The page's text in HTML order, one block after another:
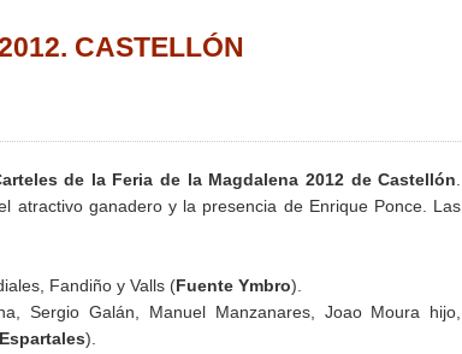
CASTELLÓN
de la Feria de la Magdalena 2012 de Castellón
atractivo ganadero y la presencia de Enrique Ponce. Las
Fandiño y Valls (Fuente Ymbro).
Sergio Galán, Manuel Manzanares, Joao Moura hijo,
).